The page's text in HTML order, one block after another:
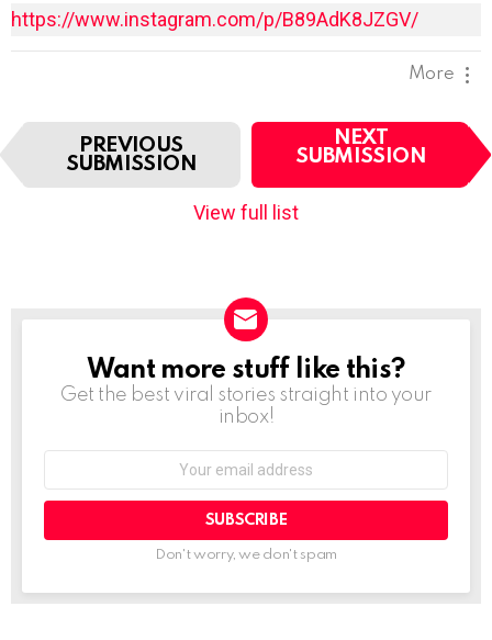
https://www.instagram.com/p/B89AdK8JZGV/
More
I
e
PREVIOUS
SUBMISSION
NEXT
SUBMISSION
View full list
NEWSLETTER
Want more stuff like this?
Get the best viral stories straight into your
inbox!
Don't worry, we don't spam